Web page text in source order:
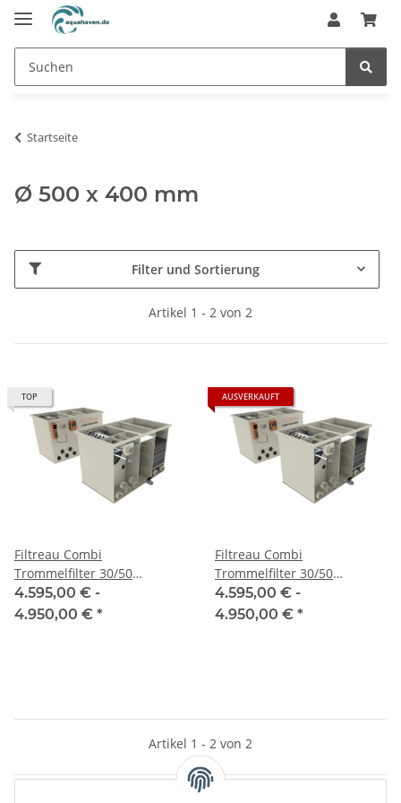
Startseite
Ø 500 x 400 mm
Filter und Sortierung
Artikel 1 - 2 von 2
TOP
Filtreau Combi
Trommelfilter 30/50
gepumpt- Excellent Serie
4.595,00 € -
4.950,00 € *
AUSVERKAUFT
Filtreau Combi
Trommelfilter 30/50
schwerkraft - Excellent Serie
4.595,00 € -
4.950,00 € *
Artikel 1 - 2 von 2